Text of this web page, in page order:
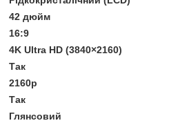
42 дюйм
16:9
4K Ultra HD (3840×2160)
Так
2160p
Так
Глянсовий